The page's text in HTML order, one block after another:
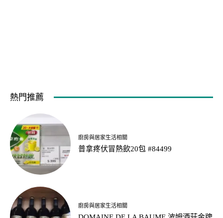
熱門推薦
廚房與居家生活相關
普拿疼伏冒熱飲20包 #84499
廚房與居家生活相關